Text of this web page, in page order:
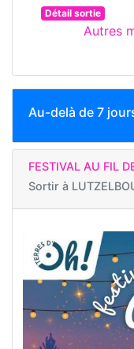
Détail sortie
Autres
Au-delà de 7
FESTIVAL AU FIL
Sortir à